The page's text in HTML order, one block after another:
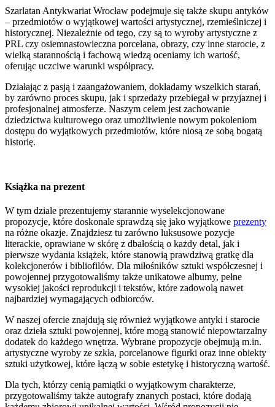
Szarlatan Antykwariat Wrocław podejmuje się także skupu antyków
– przedmiotów o wyjątkowej wartości artystycznej, rzemieślniczej i
historycznej. Niezależnie od tego, czy są to wyroby artystyczne z
PRL czy osiemnastowieczna porcelana, obrazy, czy inne starocie, z
wielką starannością i fachową wiedzą oceniamy ich wartość,
oferując uczciwe warunki współpracy.
Działając z pasją i zaangażowaniem, dokładamy wszelkich starań,
by zarówno proces skupu, jak i sprzedaży przebiegał w przyjaznej i
profesjonalnej atmosferze. Naszym celem jest zachowanie
dziedzictwa kulturowego oraz umożliwienie nowym pokoleniom
dostępu do wyjątkowych przedmiotów, które niosą ze sobą bogatą
historię.
Książka na prezent
W tym dziale prezentujemy starannie wyselekcjonowane
propozycje, które doskonale sprawdzą się jako wyjątkowe prezenty
na różne okazje. Znajdziesz tu zarówno luksusowe pozycje
literackie, oprawiane w skórę z dbałością o każdy detal, jak i
pierwsze wydania książek, które stanowią prawdziwą gratkę dla
kolekcjonerów i bibliofilów. Dla miłośników sztuki współczesnej i
powojennej przygotowaliśmy także unikatowe albumy, pełne
wysokiej jakości reprodukcji i tekstów, które zadowolą nawet
najbardziej wymagających odbiorców.
W naszej ofercie znajdują się również wyjątkowe antyki i starocie
oraz dzieła sztuki powojennej, które mogą stanowić niepowtarzalny
dodatek do każdego wnętrza. Wybrane propozycje obejmują m.in.
artystyczne wyroby ze szkła, porcelanowe figurki oraz inne obiekty
sztuki użytkowej, które łączą w sobie estetykę i historyczną wartość.
Dla tych, którzy cenią pamiątki o wyjątkowym charakterze,
przygotowaliśmy także autografy znanych postaci, które dodają